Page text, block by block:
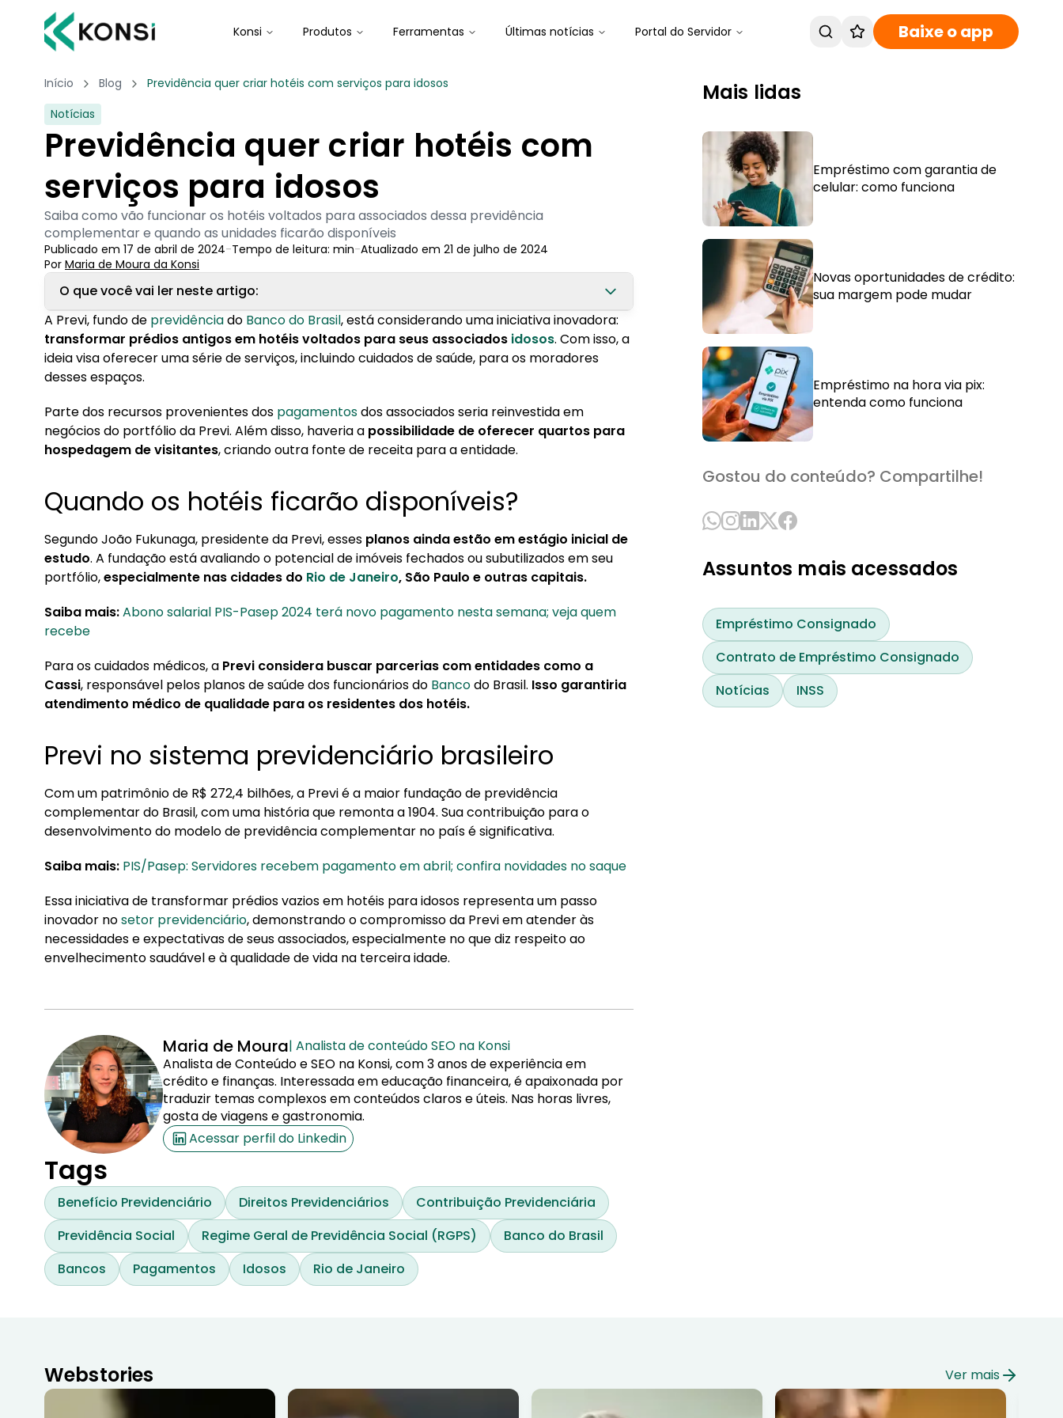
Konsi Produtos Ferramentas Últimas notícias Portal do Servidor Baixe o app
Início Blog
Previdência quer criar hotéis com serviços para idosos
Notícias
Previdência quer criar hotéis com
serviços para idosos
Saiba como vão funcionar os hotéis voltados para associados dessa previdência
complementar e quando as unidades ficarão disponíveis
Publicado em 17 de abril de 2024-Tempo de leitura: min-Atualizado em 21 de julho de 2024
Por Maria de Moura da Konsi
O que você vai ler neste artigo:
1. Quando os hotéis ficarão disponíveis?
2. Previ no sistema previdenciário brasileiro
A Previ, fundo de previdênciado Banco do Brasil, está considerando uma iniciativa inovadora:
transformar prédios antigos em hotéis voltados para seus associados idosos. Com isso, a
ideia visa oferecer uma série de serviços, incluindo cuidados de saúde, para os moradores
desses espaços.
Parte dos recursos provenientes dos pagamentosdos associados seria reinvestida em
negócios do portfólio da Previ. Além disso, haveria a possibilidade de oferecer quartos para
hospedagem de visitantes, criando outra fonte de receita para a entidade.
Quando os hotéis ficarão disponíveis?
Segundo João Fukunaga, presidente da Previ, esses planos ainda estão em estágio inicial de
estudo. A fundação está avaliando o potencial de imóveis fechados ou subutilizados em seu
portfólio,especialmente nas cidades do Rio de Janeiro, São Paulo e outras capitais.
Saiba mais:Abono salarial PIS-Pasep 2024 terá novo pagamento nesta semana; veja quem
recebe
Para os cuidados médicos, a Previ considera buscar parcerias com entidades como a
Cassi, responsável pelos planos de saúde dos funcionários do Bancodo Brasil. Isso garantiria
atendimento médico de qualidade para os residentes dos hotéis.
Previ no sistema previdenciário brasileiro
Com um patrimônio de R$ 272,4 bilhões, a Previ é a maior fundação de previdência
complementar do Brasil, com uma história que remonta a 1904. Sua contribuição para o
desenvolvimento do modelo de previdência complementar no país é significativa.
Saiba mais: PIS/Pasep: Servidores recebem pagamento em abril; confira novidades no saque
Essa iniciativa de transformar prédios vazios em hotéis para idosos representa um passo
inovador nosetor previdenciário, demonstrando o compromisso da Previ em atender às
necessidades e expectativas de seus associados, especialmente no que diz respeito ao
envelhecimento saudável e à qualidade de vida na terceira idade.
Maria de Moura| Analista de conteúdo SEO na Konsi
Analista de Conteúdo e SEO na Konsi, com 3 anos de experiência em
crédito e finanças. Interessada em educação financeira, é apaixonada por
traduzir temas complexos em conteúdos claros e úteis. Nas horas livres,
gosta de viagens e gastronomia.
Acessar perfil do Linkedin
Tags
Benefício Previdenciário Direitos Previdenciários
Contribuição Previdenciária
Previdência Social
Regime Geral de Previdência Social (RGPS)
Banco do Brasil
Bancos
Pagamentos Idosos Rio de Janeiro
Mais lidas
Empréstimo com garantia de
celular: como funciona
Novas oportunidades de crédito:
sua margem pode mudar
Empréstimo na hora via pix:
entenda como funciona
Gostou do conteúdo? Compartilhe!
Assuntos mais acessados
Empréstimo Consignado
Contrato de Empréstimo Consignado
Notícias
INSS
Webstories Ver mais